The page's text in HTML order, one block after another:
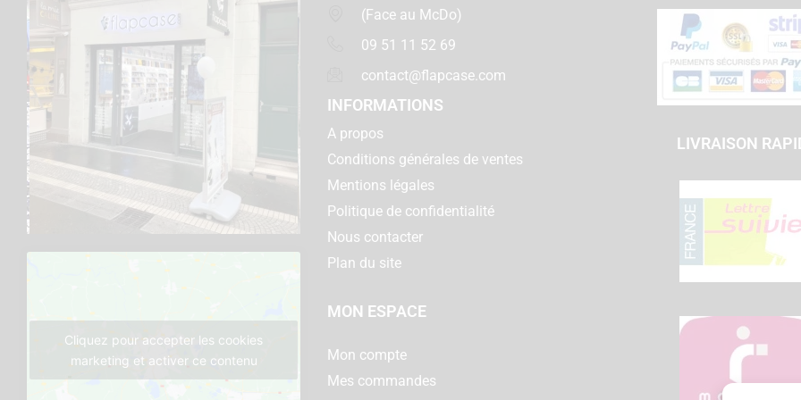
Cliquez pour accepter les cookies
marketing et activer ce contenu
(Face au McDo)
09 51 11 52 69
contact@flapcase.com
INFORMATIONS
A propos
Conditions générales de ventes
Mentions légales
Politique de confidentialité
Nous contacter
Plan du site
MON ESPACE
Mon compte
Mes commandes
LIVRAISON